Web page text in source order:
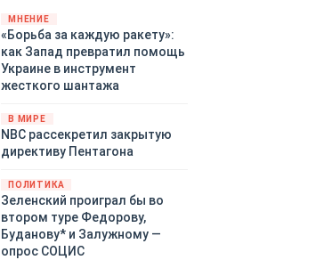
«страны 404» в следующем
году. Однако киевские
временщики не торопятся
заключать мир - ведь есть
поддержка в ЕС.
Британии и Германии, выборы
во Франции могут полностью
изменить геополитический
ландшафт в мире, пока
Зеленский ожидает выборов
в США.
МНЕНИЕ
«Борьба за каждую ракету»:
как Запад превратил помощь
Украине в инструмент
жесткого шантажа
В МИРЕ
NBC рассекретил закрытую
директиву Пентагона
ПОЛИТИКА
Зеленский проиграл бы во
втором туре Федорову,
Буданову* и Залужному —
опрос СОЦИС